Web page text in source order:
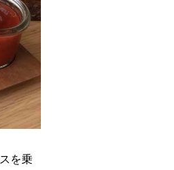
を乗